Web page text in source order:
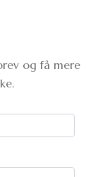
og få mere